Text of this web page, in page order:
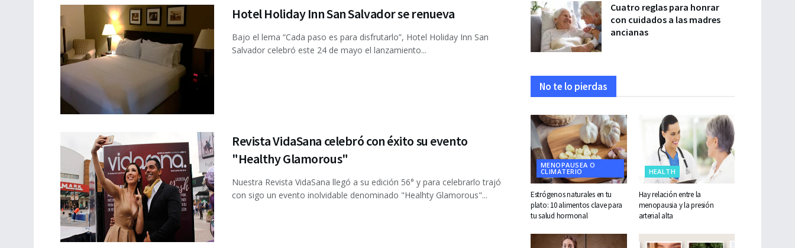
Hotel Holiday Inn San Salvador se renueva
Bajo el lema “Cada paso es para disfrutarlo”, Hotel Holiday Inn San
Salvador celebró este 24 de mayo el lanzamiento...
Revista VidaSana celebró con éxito su evento
"Healthy Glamorous"
Nuestra Revista VidaSana llegó a su edición 56° y para celebrarlo trajó
con sigo un evento inolvidable denominado "Healhty Glamorous"...
Cuatro reglas para honrar
con cuidados a las madres
ancianas
No te lo pierdas
MENOPAUSEA O
CLIMATERIO
Estrógenos naturales en tu
plato: 10 alimentos clave para
tu salud hormonal
HEALTH
Hay relación entre la
menopausia y la presión
arterial alta